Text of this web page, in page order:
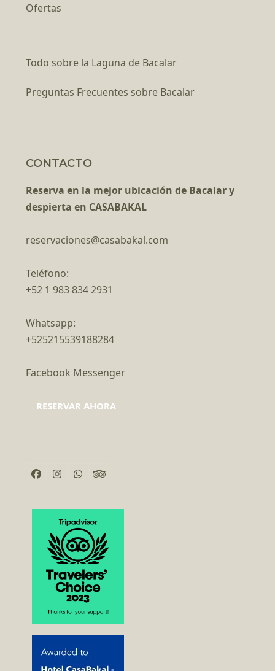
Ofertas
Todo sobre la Laguna de Bacalar
Preguntas Frecuentes sobre Bacalar
CONTACTO
Reserva en la mejor ubicación de Bacalar y
despierta en CASABAKAL
reservaciones@casabakal.com
Teléfono:
+52 1 983 834 2931
Whatsapp:
+525215539188284
Facebook Messenger
RESERVAR AHORA
Facebook
Instagram
WhatsappTripadvisor